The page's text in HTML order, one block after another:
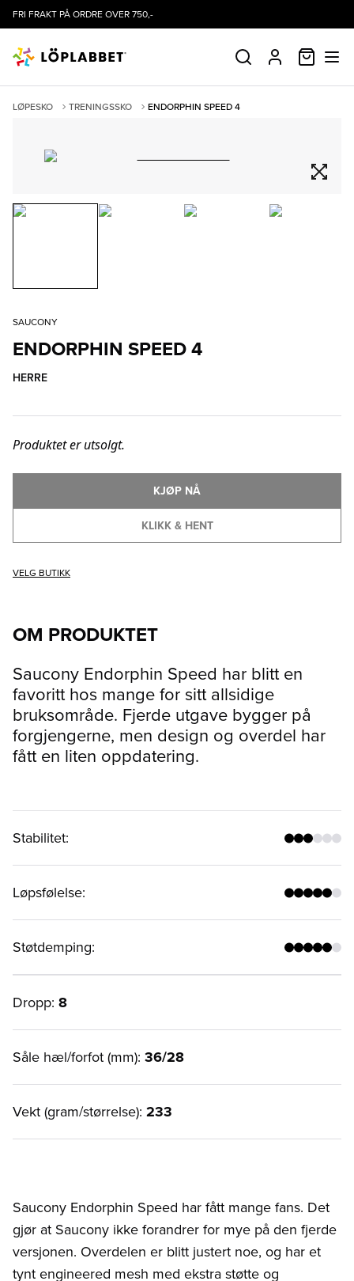
FRI FRAKT PÅ ORDRE OVER 750,-
SØK PROFIL
LØPESKO TRENINGSSKO ENDORPHIN SPEED 4
SAUCONY
ENDORPHIN SPEED 4
HERRE
Produktet er utsolgt.
KLIKK & HENT
KJØP NÅ
VELG BUTIKK
OM PRODUKTET
Saucony Endorphin Speed har blitt en
favoritt hos mange for sitt allsidige
bruksområde. Fjerde utgave bygger på
forgjengerne, men design og overdel har
fått en liten oppdatering.
Stabilitet:
Løpsfølelse:
Støtdemping:
Dropp: 8
Såle hæl/forfot (mm): 36/28
Vekt (gram/størrelse): 233
Saucony Endorphin Speed har fått mange fans. Det
gjør at Saucony ikke forandrer for mye på den fjerde
versjonen. Overdelen er blitt justert noe, og har et
tynt engineered mesh med ekstra støtte og